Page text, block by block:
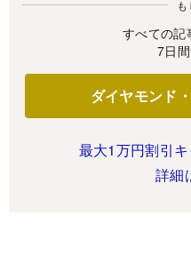
すべての記
7日
ダイヤモンド
最大1万円割引
詳細